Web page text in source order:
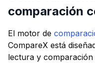
comparación
El motor de
CompareX está
lectura y